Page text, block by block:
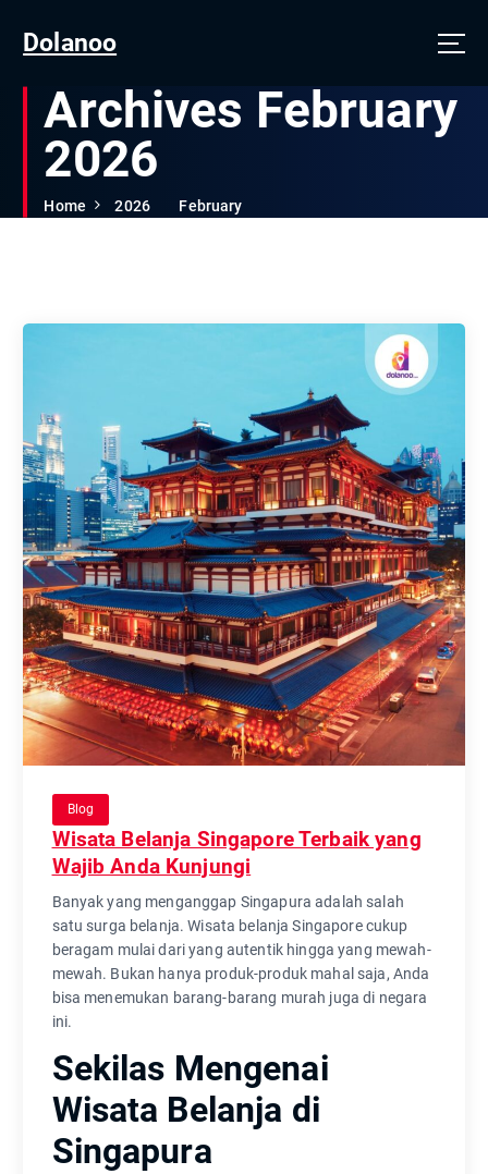
Dolanoo
Archives February
2026
Home 2026 February
Blog
Wisata Belanja Singapore Terbaik yang
Wajib Anda Kunjungi
Banyak yang menganggap Singapura adalah salah
satu surga belanja. Wisata belanja Singapore cukup
beragam mulai dari yang autentik hingga yang mewah-
mewah. Bukan hanya produk-produk mahal saja, Anda
bisa menemukan barang-barang murah juga di negara
ini.
Sekilas Mengenai
Wisata Belanja di
Singapura